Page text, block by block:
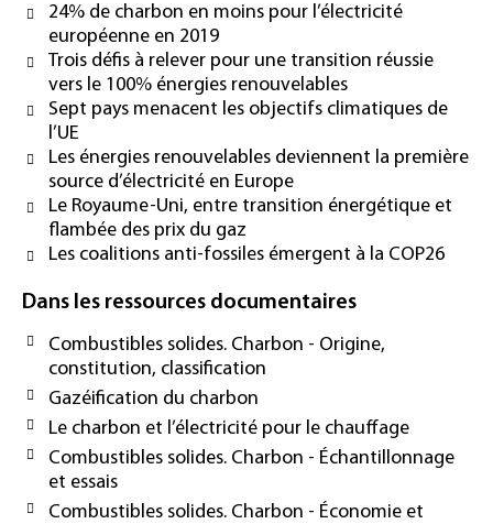
24% de charbon en moins pour l’électricité
européenne en 2019
Trois défis à relever pour une transition réussie
vers le 100% énergies renouvelables
Sept pays menacent les objectifs climatiques de
l’UE
Les énergies renouvelables deviennent la première
source d’électricité en Europe
Le Royaume-Uni, entre transition énergétique et
flambée des prix du gaz
Les coalitions anti-fossiles émergent à la COP26
Dans les ressources documentaires
Combustibles solides. Charbon - Origine,
constitution, classification
Gazéification du charbon
Le charbon et l’électricité pour le chauffage
Combustibles solides. Charbon - Échantillonnage
et essais
Combustibles solides. Charbon - Économie et